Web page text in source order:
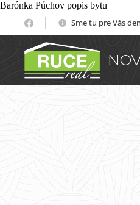
Barónka Púchov popis bytu
Sme tu pre Vás